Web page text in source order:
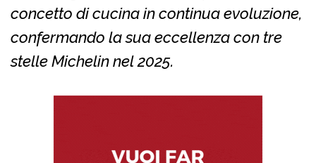
concetto di cucina in continua evoluzione,
confermando la sua eccellenza con tre
stelle Michelin nel 2025.